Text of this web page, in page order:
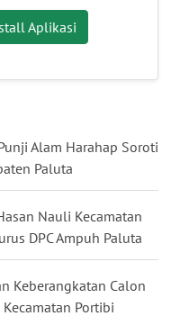
Aplikasi
Alam Harahap Soroti
Paluta
Nauli Kecamatan
DPC Ampuh Paluta
Keberangkatan Calon
Portibi